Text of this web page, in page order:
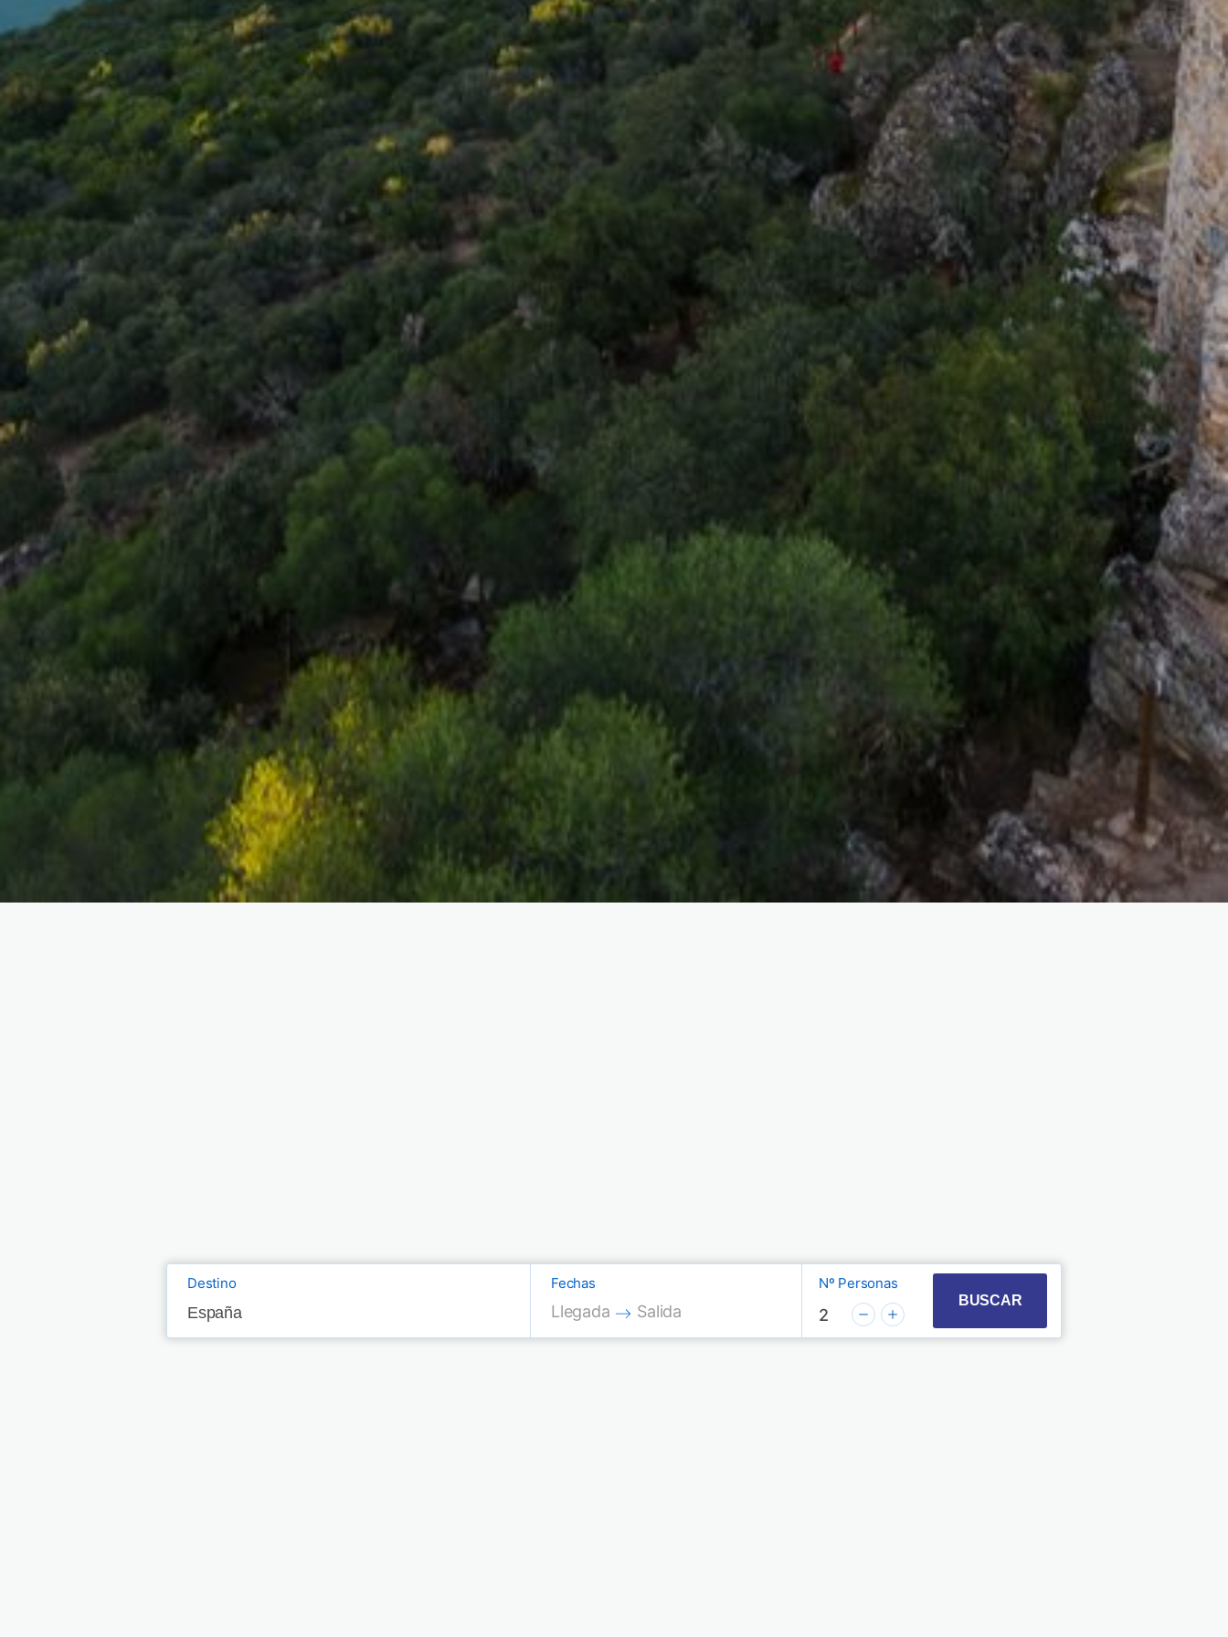
Destino Fechas
Press the down arrow key to interact with the calendar and select a date. Press the
Llegada
Press the down arrow key to interact with the calendar and select a date.
Salida
Nº Personas
2
BUSCAR